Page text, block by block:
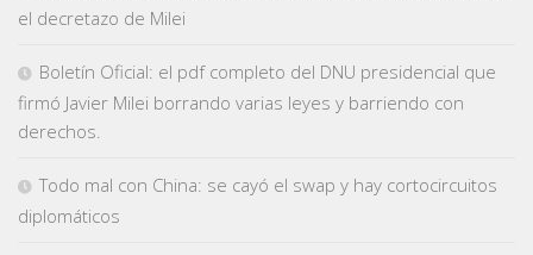
el decretazo de Milei
Boletín Oficial: el pdf completo del DNU presidencial que
firmó Javier Milei borrando varias leyes y barriendo con
derechos.
Todo mal con China: se cayó el swap y hay cortocircuitos
diplomáticos